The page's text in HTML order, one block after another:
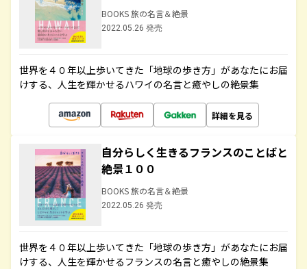
BOOKS 旅の名言＆絶景
2022.05.26 発売
世界を４０年以上歩いてきた「地球の歩き方」があなたにお届
けする、人生を輝かせるハワイの名言と癒やしの絶景集
詳細を見る
自分らしく生きるフランスのことばと
絶景１００
BOOKS 旅の名言＆絶景
2022.05.26 発売
世界を４０年以上歩いてきた「地球の歩き方」があなたにお届
けする、人生を輝かせるフランスの名言と癒やしの絶景集